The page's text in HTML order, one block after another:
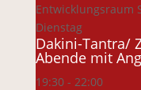
Entwicklungsraum
Dienstag
Dakini-Tantra/
Abende mit
19:30 - 22:00